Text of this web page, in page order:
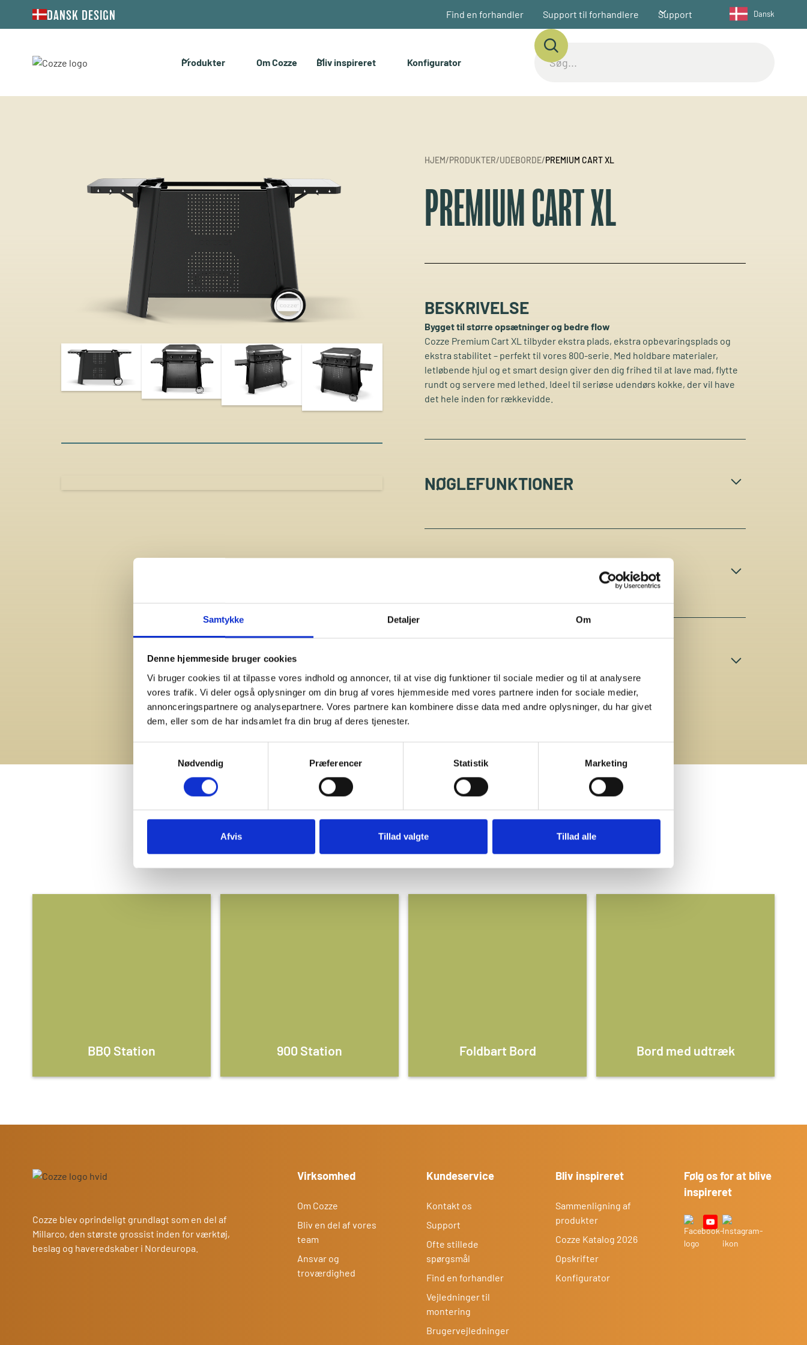
Samtykke Detaljer Om
Denne hjemmeside bruger cookies
Vi bruger cookies til at tilpasse vores indhold og annoncer, til at vise dig funktioner til sociale medier og til at analysere
vores trafik. Vi deler også oplysninger om din brug af vores hjemmeside med vores partnere inden for sociale medier,
annonceringspartnere og analysepartnere. Vores partnere kan kombinere disse data med andre oplysninger, du har givet
dem, eller som de har indsamlet fra din brug af deres tjenester.
Nødvendig
Præferencer Statistik Marketing
Afvis Tillad valgte Tillad alle
DANSK DESIGN Find en forhandler Support til forhandlere Support Dansk
Produkter Om Cozze Bliv inspireret Konfigurator
HJEM/PRODUKTER/UDEBORDE/PREMIUM CART XL
PREMIUM CART XL
BESKRIVELSE
Bygget til større opsætninger og bedre flow
Cozze Premium Cart XL tilbyder ekstra plads, ekstra opbevaringsplads og
ekstra stabilitet – perfekt til vores 800-serie. Med holdbare materialer,
letløbende hjul og et smart design giver den dig frihed til at lave mad, flytte
rundt og servere med lethed. Ideel til seriøse udendørs kokke, der vil have
det hele inden for rækkevidde.
NØGLEFUNKTIONER
Let at flytte med robuste hjul, der gør den nem at bære.
Gasflaskeopbevaring opbevarer nemt din gasflaske indeni, så du får en
146 × 70 × 74,5 cm (med sideborde)
Sideborde:30 × 41 cm
Materiale:Pulverlakeret, forzinket stål
Inkluderer: 6 kroge og 2 hjul
Certificeringer:LFGB-godkendt
FLERE UDEBORDE
BBQ Station 900 Station Foldbart Bord Bord med udtræk
Cozze blev oprindeligt grundlagt som en del af
Millarco, den største grossist inden for værktøj,
beslag og haveredskaber i Nordeuropa.
Virksomhed
Om Cozze
Bliv en del af vores
team
Ansvar og
troværdighed
Kundeservice
Kontakt os
Support
Ofte stillede
spørgsmål
Find en forhandler
Vejledninger til
montering
Brugervejledninger
Bliv inspireret
Sammenligning af
produkter
Cozze Katalog 2026
Opskrifter
Konfigurator
Følg os for at blive
inspireret